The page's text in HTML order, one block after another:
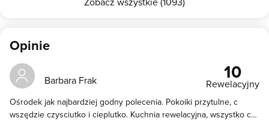
Opinie
Barbara Frak 10
Rewelacyjny
Ośrodek jak najbardziej godny polecenia. Pokoiki przytulne, c
wszędzie czysciutko i cieplutko. Kuchnia rewelacyjna, wszystko co